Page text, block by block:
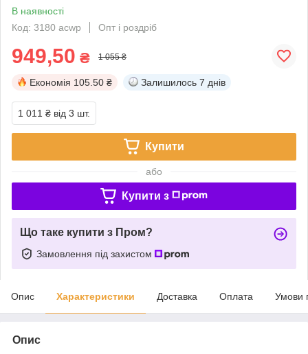
В наявності
Код: 3180 acwp
Опт і роздріб
949,50 ₴ 1 055 ₴
Економія 105.50 ₴ Залишилось 7 днів
1 011 ₴ від 3 шт.
Купити
або
Купити з
Що таке купити з Пром?
Замовлення під захистом
Опис Характеристики Доставка Оплата Умови
Опис